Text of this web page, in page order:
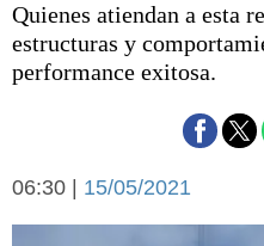
Economía y campo
Quienes atiendan a esta
estructuras y
performance exitosa.
06:30 | 15/05/2021